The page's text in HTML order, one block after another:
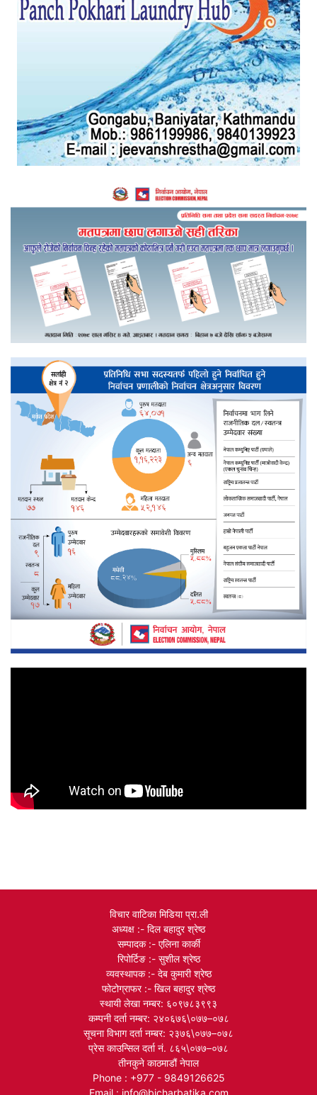
विचार वाटिका मिडिया प्रा.ली
अध्यक्ष :- दिल बहादुर श्रेष्ठ
सम्पादक :- एलिना कार्की
रिपोर्टिङ :- सुशील श्रेष्ठ
व्यवस्थापक :- देब कुमारी श्रेष्ठ
फोटोग्राफर :- खिल बहादुर श्रेष्ठ
स्थायी लेखा नम्बर: ६०९७८३९९३
कम्पनी दर्ता नम्बर: २४०६७६\०७७–०७८
सूचना विभाग दर्ता नम्बर: २३७६\०७७–०७८
प्रेस काउन्सिल दर्ता नं. ८६५\०७७–०७८
तीनकुने काठमाडौं नेपाल
Phone : +977 - 9849126625